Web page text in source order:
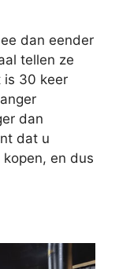
dan eender
tellen ze
is 30 keer
dan
dat u
en dus